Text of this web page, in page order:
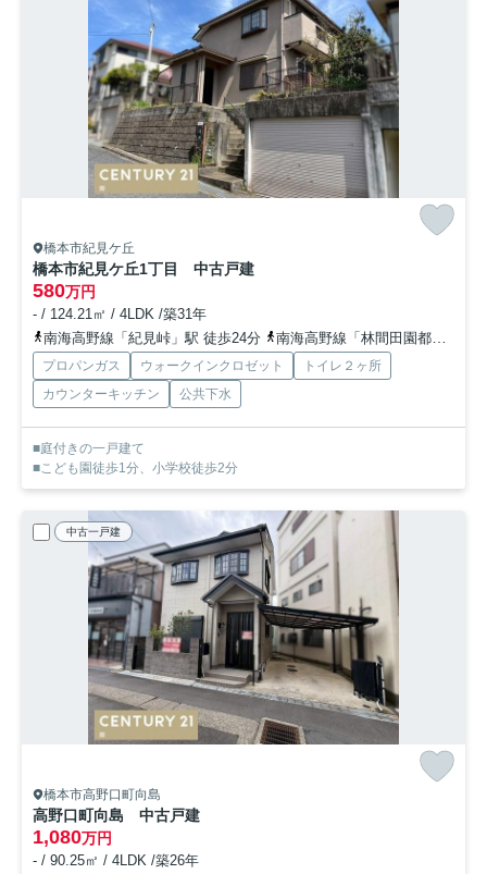
橋本市紀見ケ丘
橋本市紀見ケ丘1丁目 中古戸建
580万円
- / 124.21㎡ / 4LDK /築31年
南海高野線「紀見峠」駅 徒歩24分
南海高野線「林間田園都市」駅 徒歩25分
プロパンガス ウォークインクロゼット
トイレ２ヶ所
カウンターキッチン
公共下水
■庭付きの一戸建て
■こども園徒歩1分、小学校徒歩2分
中古一戸建
橋本市高野口町向島
高野口町向島 中古戸建
1,080万円
- / 90.25㎡ / 4LDK /築26年